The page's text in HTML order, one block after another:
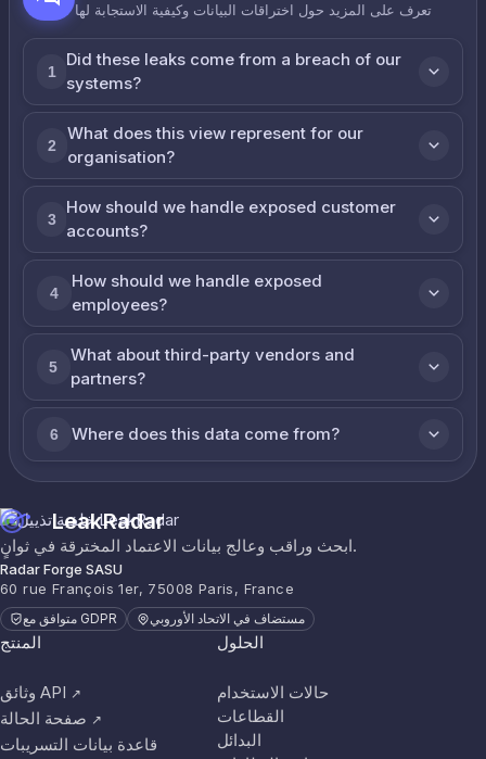
تعرف على المزيد حول اختراقات البيانات وكيفية الاستجابة لها
1
Did these leaks come from a breach of our
systems?
2
What does this view represent for our
organisation?
3
How should we handle exposed customer
accounts?
4
How should we handle exposed
employees?
5
What about third-party vendors and
partners?
6 Where does this data come from?
LeakRadar
ابحث وراقب وعالج بيانات الاعتماد المخترقة في ثوانٍ.
Radar Forge SASU
60 rue François 1er, 75008 Paris, France
متوافق مع GDPR مستضاف في الاتحاد الأوروبي
المنتج
وثائق API ↗
صفحة الحالة ↗
قاعدة بيانات التسريبات
الحلول
حالات الاستخدام
القطاعات
البدائل